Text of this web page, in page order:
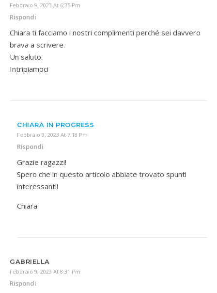
Febbraio 9, 2023 At 6:35 Pm
Rispondi
Chiara ti facciamo i nostri complimenti perché sei davvero
brava a scrivere.
Un saluto.
Intripiamoci
CHIARA IN PROGRESS
Febbraio 9, 2023 At 7:18 Pm
Rispondi
Grazie ragazzi!
Spero che in questo articolo abbiate trovato spunti
interessanti!
Chiara
GABRIELLA
Febbraio 9, 2023 At 8:31 Pm
Rispondi